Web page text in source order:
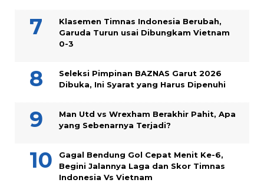
Klasemen Timnas Indonesia Berubah,
Garuda Turun usai Dibungkam Vietnam
0-3
Seleksi Pimpinan BAZNAS Garut 2026
Dibuka, Ini Syarat yang Harus Dipenuhi
Man Utd vs Wrexham Berakhir Pahit, Apa
yang Sebenarnya Terjadi?
Gagal Bendung Gol Cepat Menit Ke-6,
Begini Jalannya Laga dan Skor Timnas
Indonesia Vs Vietnam